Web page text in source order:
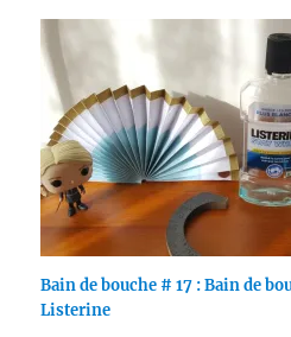
Bain de bouche # 17 : Bain de
Listerine